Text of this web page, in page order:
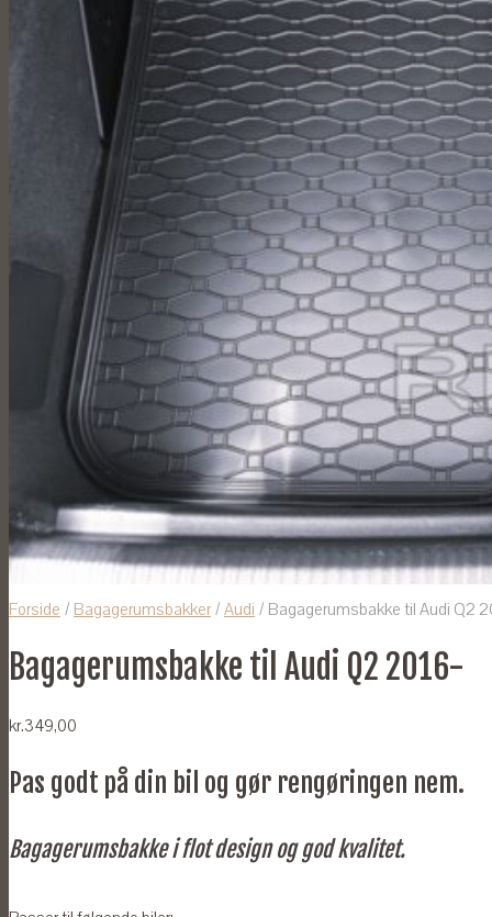
Forside / Bagagerumsbakker / Audi / Bagagerumsbakke til Audi Q2
Bagagerumsbakke til Audi Q2 2016-
kr.349,00
Pas godt på din bil og gør rengøringen nem.
Bagagerumsbakke i flot design og god kvalitet.